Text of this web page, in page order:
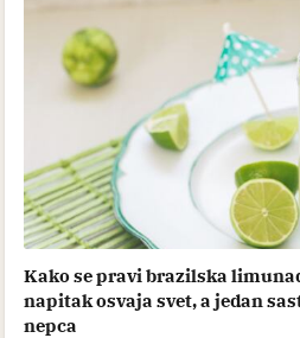
Kako se pravi brazilska
napitak osvaja svet, a jedan
nepca